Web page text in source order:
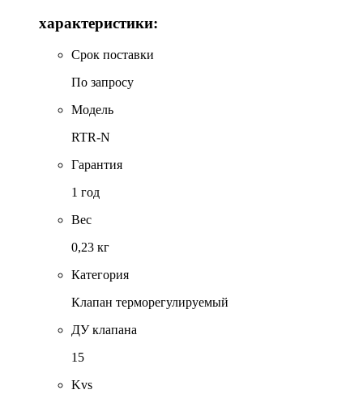
характеристики:
Срок поставки
По запросу
Модель
RTR-N
Гарантия
1 год
Вес
0,23 кг
Категория
Клапан терморегулируемый
ДУ клапана
15
Kvs